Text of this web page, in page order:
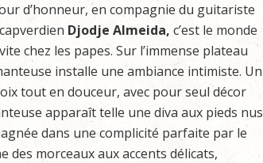
d’honneur, en compagnie du guitariste
Djodje Almeida, c’est le monde
chez les papes. Sur l’immense plateau
installe une ambiance intimiste. Un
tout en douceur, avec pour seul décor
apparaît telle une diva aux pieds nus
dans une complicité parfaite par le
morceaux aux accents délicats,